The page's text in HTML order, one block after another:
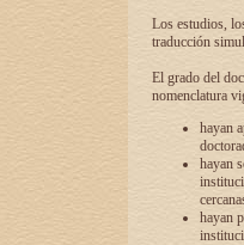
Los estudios,
traducción
El grado del
nomenclatura
hayan
hayan
hayan